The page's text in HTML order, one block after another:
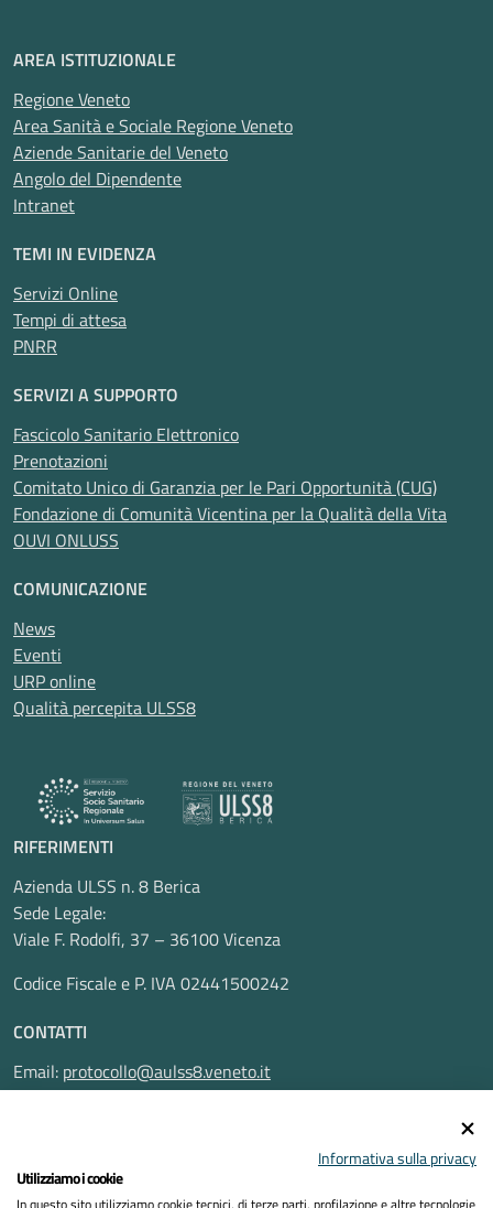
AREA ISTITUZIONALE
Regione Veneto
Area Sanità e Sociale Regione Veneto
Aziende Sanitarie del Veneto
Angolo del Dipendente
Intranet
TEMI IN EVIDENZA
Servizi Online
Tempi di attesa
PNRR
SERVIZI A SUPPORTO
Fascicolo Sanitario Elettronico
Prenotazioni
Comitato Unico di Garanzia per le Pari Opportunità (CUG)
Fondazione di Comunità Vicentina per la Qualità della Vita
OUVI ONLUSS
COMUNICAZIONE
News
Eventi
URP online
Qualità percepita ULSS8
RIFERIMENTI
Azienda ULSS n. 8 Berica
Sede Legale:
Viale F. Rodolfi, 37 – 36100 Vicenza
Codice Fiscale e P. IVA 02441500242
CONTATTI
Email: protocollo@aulss8.veneto.it
Pec:protocollo.aulss8@pecveneto.it
Informativa sulla privacy
Utilizziamo i cookie